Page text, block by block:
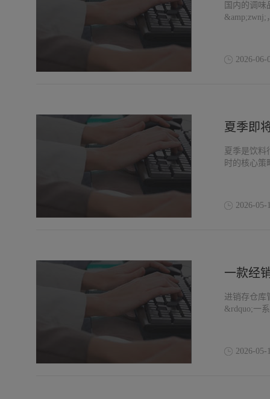
国内的调味
&amp;zwnj;
2026-06-
夏季即
夏季是饮料
时的核心策
2026-05-
一款经
进销存仓库
&rdquo;一
2026-05-